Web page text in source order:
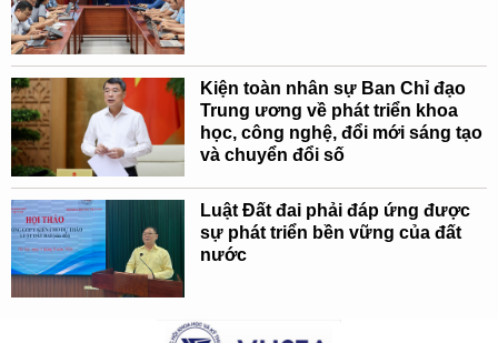
Kiện toàn nhân sự Ban Chỉ đạo
Trung ương về phát triển khoa
học, công nghệ, đổi mới sáng tạo
và chuyển đổi số
Luật Đất đai phải đáp ứng được
sự phát triển bền vững của đất
nước